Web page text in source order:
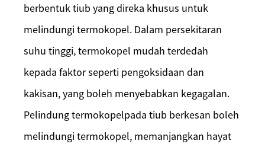
berbentuk tiub yang direka khusus untuk
melindungi termokopel. Dalam persekitaran
suhu tinggi, termokopel mudah terdedah
kepada faktor seperti pengoksidaan dan
kakisan, yang boleh menyebabkan kegagalan.
Pelindung termokopelpada tiub berkesan boleh
melindungi termokopel, memanjangkan hayat